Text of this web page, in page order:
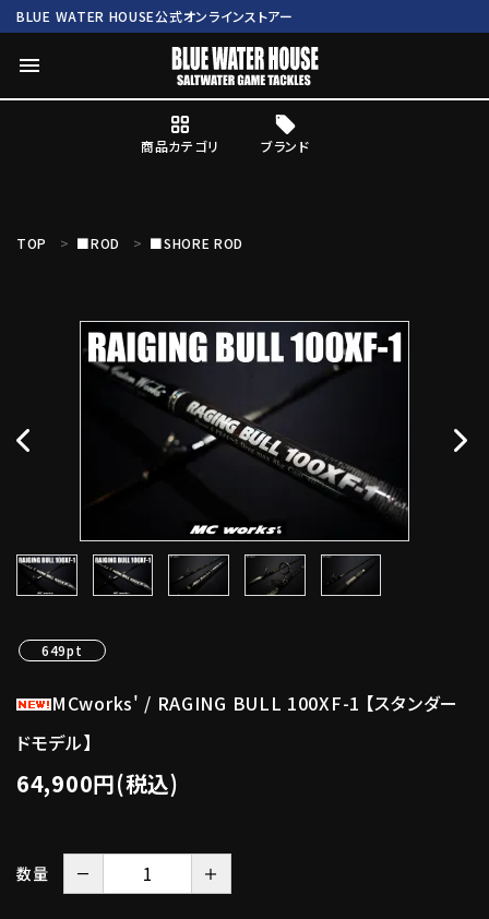
BLUE WATER HOUSE公式オンラインストアー
menu
商品カテゴリ ブランド
Mc works BWH ORIGINAL ITEM ROD
ブランド
TOP ■ROD ■SHORE ROD
649pt
MCworks' / RAGING BULL 100XF-1 【スタンダー
ドモデル】
64,900円(税込)
数量 － ＋